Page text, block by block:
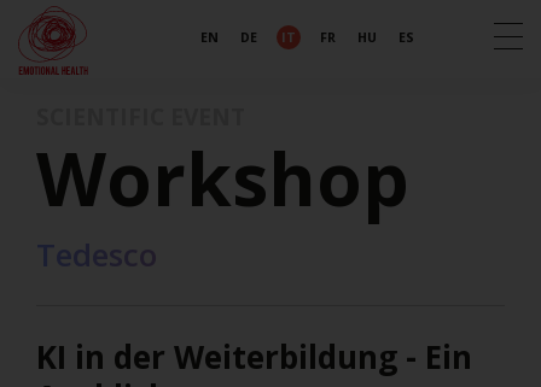
EN DE IT FR HU ES
Workshop
Tedesco
KI in der Weiterbildung - Ein